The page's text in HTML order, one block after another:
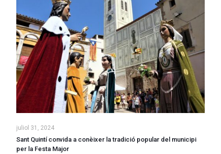
juliol 31, 2024
Sant Quintí convida a conèixer la tradició popular del municipi
per la Festa Major